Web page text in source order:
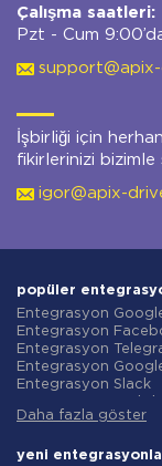
Çalışma saatleri:
Pzt - Cum
İşbirliği için
fikirlerinizi bizimle
igor@apix-
popüler
Entegrasyon
Entegrasyon
Entegrasyon
Entegrasyon
Entegrasyon Slack
Entegrasyon Gmail
Entegrasyon
Daha fazla göster
yeni